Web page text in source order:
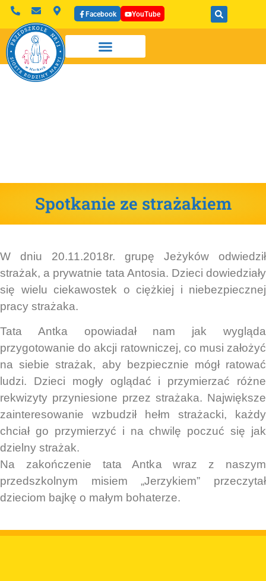
Facebook YouTube
Spotkanie ze strażakiem
W dniu 20.11.2018r. grupę Jeżyków odwiedził
strażak, a prywatnie tata Antosia. Dzieci dowiedziały
się wielu ciekawostek o ciężkiej i niebezpiecznej
pracy strażaka.
Tata Antka opowiadał nam jak wygląda
przygotowanie do akcji ratowniczej, co musi założyć
na siebie strażak, aby bezpiecznie mógł ratować
ludzi. Dzieci mogły oglądać i przymierzać różne
rekwizyty przyniesione przez strażaka. Największe
zainteresowanie wzbudził hełm strażacki, każdy
chciał go przymierzyć i na chwilę poczuć się jak
dzielny strażak.
Na zakończenie tata Antka wraz z naszym
przedszkolnym misiem „Jerzykiem” przeczytał
dzieciom bajkę o małym bohaterze.